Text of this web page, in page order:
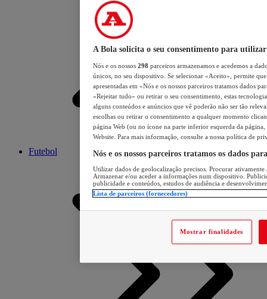
Futebol
A Bola solicita o seu consentimento para utilizar
Nós e os nossos 298 parceiros armazenamos e acedemos a
únicos, no seu dispositivo. Se selecionar «Aceito», permite
apresentadas em «Nós e os nossos parceiros tratamos dados
«Rejeitar tudo» ou retirar o seu consentimento, estas
alguns conteúdos e anúncios que vê poderão não ser tão
escolhas ou retirar o consentimento a qualquer momento
página Web (ou no ícone na parte inferior esquerda da página,
Website. Para mais informação, consulte a nossa política de
Nós e os nossos parceiros tratamos os dados
Utilizar dados de geolocalização precisos. Procurar
Armazenar e/ou aceder a informações num dispositivo.
publicidade e conteúdos, estudos de audiência e
Lista de parceiros (fornecedores)
Mostrar finalidades